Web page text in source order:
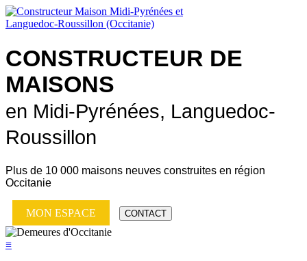
CONSTRUCTEUR DE
MAISONS
en Midi-Pyrénées, Languedoc-
Roussillon
Plus de 10 000 maisons neuves construites en région
Occitanie
MON ESPACE CONTACT
≡